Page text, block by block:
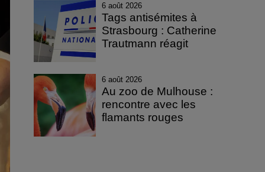
6 août 2026
Tags antisémites à
Strasbourg : Catherine
Trautmann réagit
6 août 2026
Au zoo de Mulhouse :
rencontre avec les
flamants rouges